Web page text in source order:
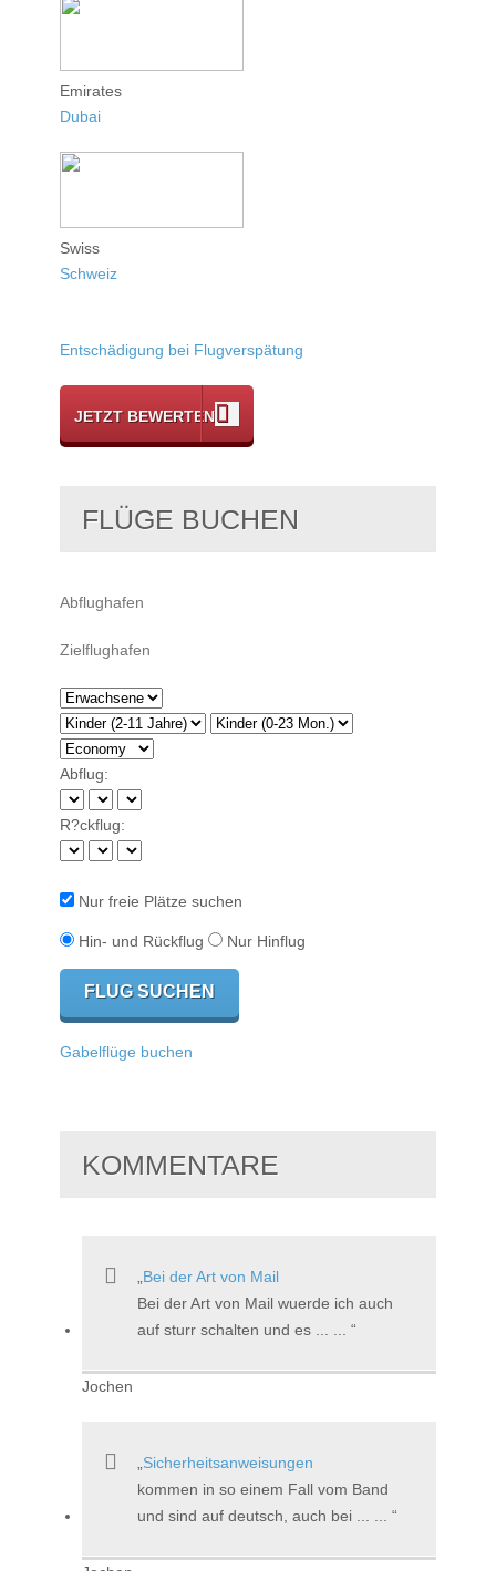
Emirates
Dubai
Swiss
Schweiz
Entschädigung bei Flugverspätung
JETZT BEWERTEN
FLÜGE BUCHEN
Abflug:
R?ckflug:
Nur freie Plätze suchen
Hin- und Rückflug Nur Hinflug
Gabelflüge buchen
KOMMENTARE
Bei der Art von Mail
Bei der Art von Mail wuerde ich auch
auf sturr schalten und es ... ...
Jochen
Sicherheitsanweisungen
kommen in so einem Fall vom Band
und sind auf deutsch, auch bei ... ...